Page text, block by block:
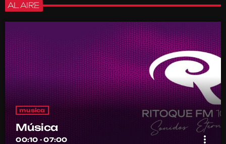
AL AIRE
musica
Música
00:10 - 07:00 more_vert